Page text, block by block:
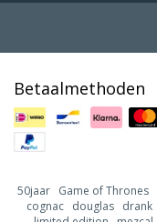
Betaalmethoden
50jaar Game of Thrones
cognac douglas drank